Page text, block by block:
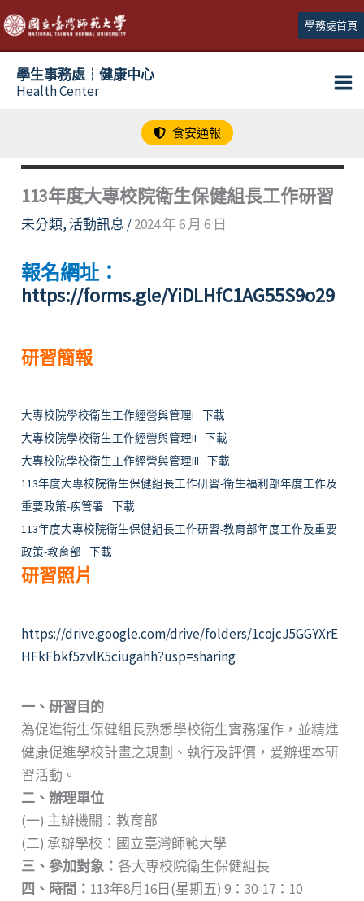
跳
至
主
學務處首頁
學生事務處┆健康中心
Health Center
食安通報
113年度大專校院衛生保健組長工作研習
未分類, 活動訊息 /2024 年 6 月 6 日
報名網址：
https://forms.gle/YiDLHfC1AG55S9o29
研習簡報
大專校院學校衛生工作經營與管理I
下載
大專校院學校衛生工作經營與管理II
下載
大專校院學校衛生工作經營與管理III
下載
113年度大專校院衛生保健組長工作研習-衛生福利部年度工作及
重要政策-疾管署
下載
113年度大專校院衛生保健組長工作研習-教育部年度工作及重要
政策-教育部
下載
研習照片
https://drive.google.com/drive/folders/1cojcJ5GGYXrE
HFkFbkf5zvlK5ciugahh?usp=sharing
一、研習目的
為促進衛生保健組長熟悉學校衛生實務運作，並精進
健康促進學校計畫之規劃、執行及評價，爰辦理本研
習活動。
二、辦理單位
(一) 主辦機關：教育部
(二) 承辦學校：國立臺灣師範大學
三、參加對象： 各大專校院衛生保健組長
四、時間： 113年8月16日(星期五) 9：30-17：10